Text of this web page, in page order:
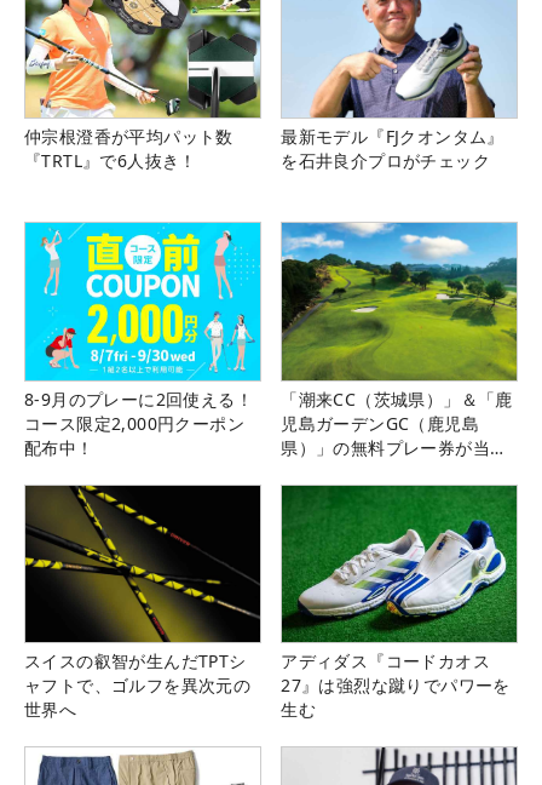
仲宗根澄香が平均パット数
『TRTL』で6人抜き！
最新モデル『FJクオンタム』
を石井良介プロがチェック
8-9月のプレーに2回使える！
コース限定2,000円クーポン
配布中！
「潮来CC（茨城県）」＆「鹿
児島ガーデンGC（鹿児島
県）」の無料プレー券が当た
スイスの叡智が生んだTPTシ
ャフトで、ゴルフを異次元の
世界へ
アディダス『コードカオス
27』は強烈な蹴りでパワーを
生む